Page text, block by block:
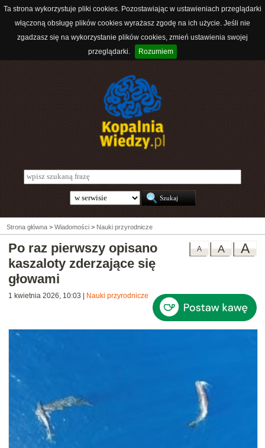
Ta strona wykorzystuje pliki cookies. Pozostawiając w ustawieniach przeglądarki
włączoną obsługę plików cookies wyrażasz zgodę na ich użycie. Jeśli nie
zgadzasz się na wykorzystanie plików cookies, zmień ustawienia swojej
przeglądarki.
Rozumiem
Strona główna > Wiadomości > Nauki przyrodnicze
A
A
A
Po raz pierwszy opisano
kaszaloty zderzające się
głowami
1 kwietnia 2026, 10:03 Nauki przyrodnicze